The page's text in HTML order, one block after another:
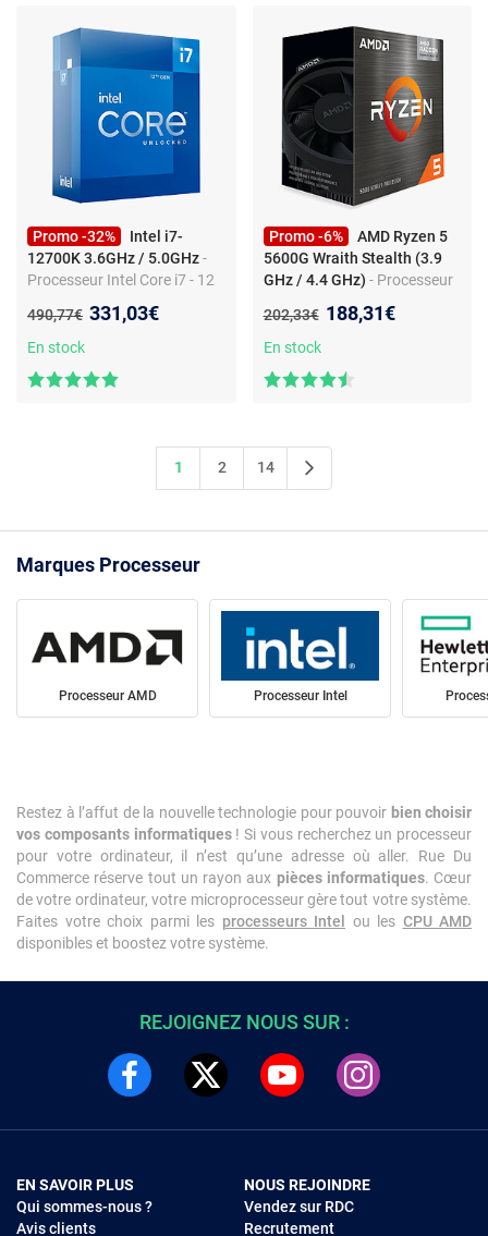
Promo -32%
Intel i7-
12700K 3.6GHz / 5.0GHz-
Processeur Intel Core i7 - 12
1700 - UHD 770 -
DDR4/DDR5 - 125W
Ancien prix :
490,77€ Nouveau prix :
331,03€
En stock
Promo -6%
AMD Ryzen 5
5600G Wraith Stealth (3.9
GHz / 4.4 GHz) - Processeur
Socket AM4 - Cache L3 16
Mo - Radeon Vega Graphics
système de refroidissement
Ancien prix :
202,33€ Nouveau prix :
188,31€
En stock
1 2 14
Marques Processeur
Processeur AMD Processeur Intel
Restez à l’affut de la nouvelle technologie pour pouvoir bien choisir
vos composants informatiques! Si vous recherchez un processeur
pour votre ordinateur, il n’est qu’une adresse où aller. Rue Du
Commerce réserve tout un rayon aux pièces informatiques. Cœur
de votre ordinateur, votre microprocesseur gère tout votre système.
Faites votre choix parmi les processeurs Intel ou les CPU AMD
disponibles et boostez votre système.
REJOIGNEZ NOUS SUR :
EN SAVOIR PLUS
Qui sommes-nous ?
Avis clients
NOUS REJOINDRE
Vendez sur RDC
Recrutement